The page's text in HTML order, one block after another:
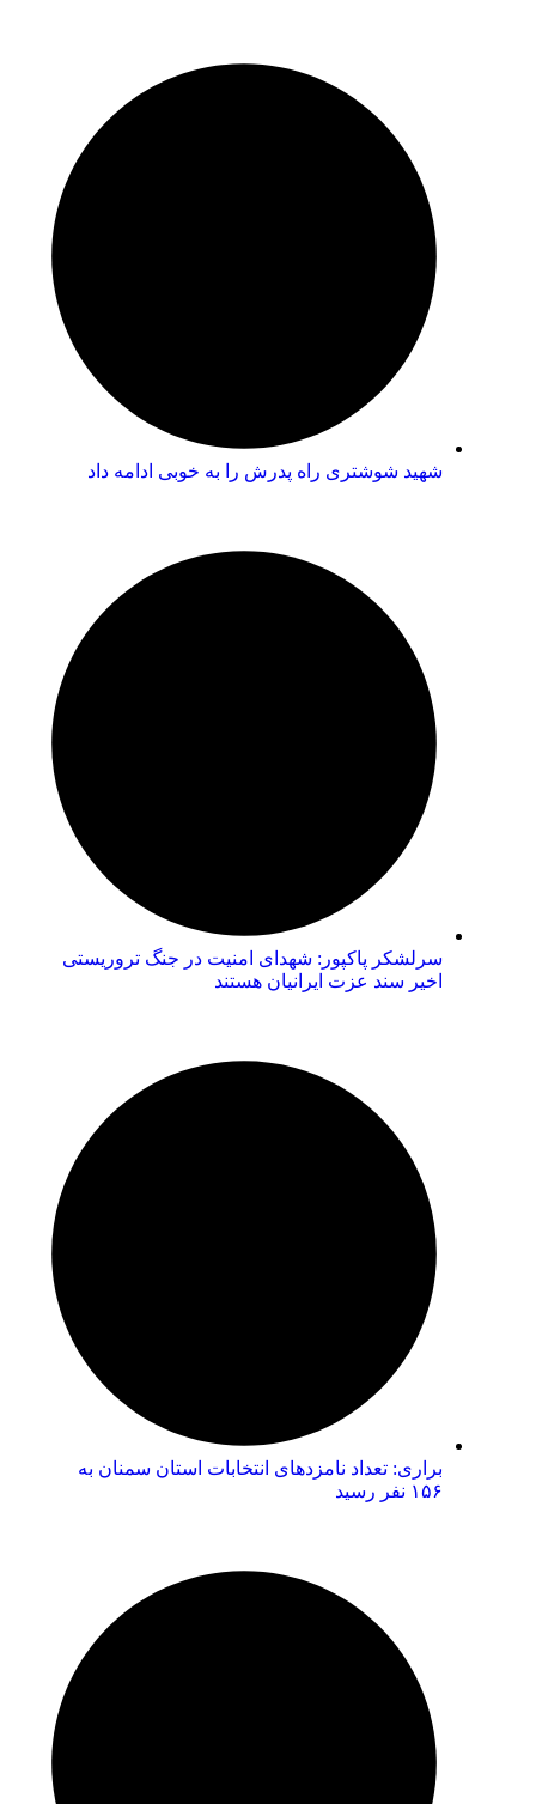
شهید شوشتری راه پدرش را به خوبی ادامه داد
سرلشکر پاکپور: شهدای امنیت در جنگ تروریستی
اخیر سند عزت ایرانیان هستند
براری: تعداد نامزدهای انتخابات استان سمنان به